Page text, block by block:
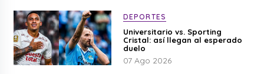
DEPORTES
Universitario vs. Sporting
Cristal: así llegan al esperado
duelo
07 Ago 2026